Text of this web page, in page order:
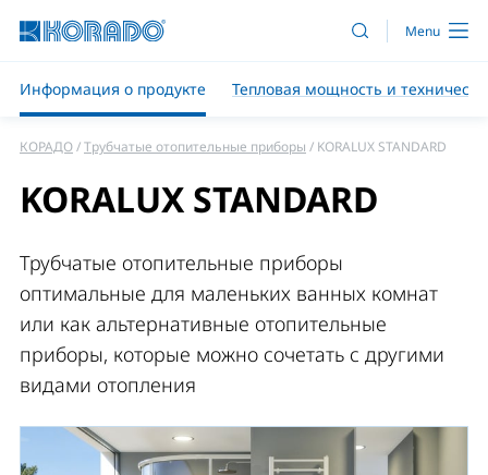
Информация о продукте Тепловая мощность и
КОРАДО Трубчатые отопительные приборы KORALUX STANDARD
KORALUX STANDARD
Трубчатые отопительные приборы
оптимальные для маленьких ванных комнат
или как альтернативные отопительные
приборы, которые можно сочетать с другими
видами отопления